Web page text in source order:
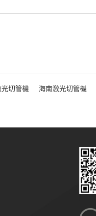
切管機 海南激光切管機